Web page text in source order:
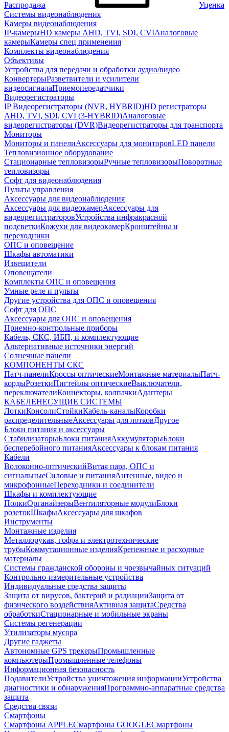
Распродажа
Уценка
Системы видеонаблюдения
Камеры видеонаблюдения
IP-камерыHD камеры AHD, TVI, SDI, CVIАналоговые
камерыКамеры спец применения
Комплекты видеонаблюдения
Объективы
Устройства для передачи и обработки аудио/видео
КонвертерыРазветвители и усилители
видеосигналаПриемопередатчики
Видеорегистраторы
IP Видеорегистраторы (NVR, HYBRID)HD регистраторы
AHD, TVI, SDI, CVI (3-HYBRID)Аналоговые
видеорегистраторы (DVR)Видеорегистраторы для транспорта
Мониторы
Мониторы и панелиАксессуары для мониторовLED панели
Тепловизионное оборудование
Стационарные тепловизорыРучные тепловизорыПоворотные
тепловизоры
Софт для видеонаблюдения
Пульты управления
Аксессуары для видеонаблюдения
Аксессуары для видеокамерАксессуары для
видеорегистраторовУстройства инфракрасной
подсветкиКожухи для видеокамерКронштейны и
переходники
ОПС и оповещение
Шкафы автоматики
Извещатели
Оповещатели
Комплекты ОПС и оповещения
Умные реле и пульты
Другие устройства для ОПС и оповещения
Софт для ОПС
Аксессуары для ОПС и оповещения
Приемно-контрольные приборы
Кабель, СКС, ИБП, и комплектующие
Альтернативные источники энергий
Солнечные панели
КОМПОНЕНТЫ СКС
Патч-панелиКроссы оптическиеМонтажные материалыПатч-
кордыРозеткиПигтейлы оптическиеВыключатели,
переключателиКоннекторы, колпачкиАдаптеры
КАБЕЛЕНЕСУЩИЕ СИСТЕМЫ
ЛоткиКонсолиСтойкиКабель-каналыКоробки
распределительныеАксессуары для лотковДругое
Блоки питания и аксессуары
СтабилизаторыБлоки питанияАккумуляторыБлоки
бесперебойного питанияАксессуары к блокам питания
Кабели
Волоконно-оптическийВитая пара, ОПС и
сигнальныеСиловые и питанияАнтенные, видео и
микрофонныеПереходники и соединители
Шкафы и комплектующие
ПолкиОрганайзерыВентиляторные модулиБлоки
розетокШкафыАксессуары для шкафов
Инструменты
Монтажные изделия
Металлорукав, гофра и электротехнические
трубыКоммутационные изделияКрепежные и расходные
материалы
Системы гражданской обороны и чрезвычайных ситуаций
Контрольно-измерительные устройства
Индивидуальные средства защиты
Защита от вирусов, бактерий и радиацииЗащита от
физического воздействияАктивная защитаСредства
обработкиСтационарные и мобильные экраны
Системы регенерации
Утилизаторы мусора
Другие гаджеты
Автономные GPS трекерыПромышленные
компьютерыПромышленные телефоны
Информационная безопасность
ПодавителиУстройства уничтожения информацииУстройства
диагностики и обнаруженияПрограммно-аппаратные средства
защита
Средства связи
Смартфоны
Смартфоны APPLEСмартфоны GOOGLEСмартфоны